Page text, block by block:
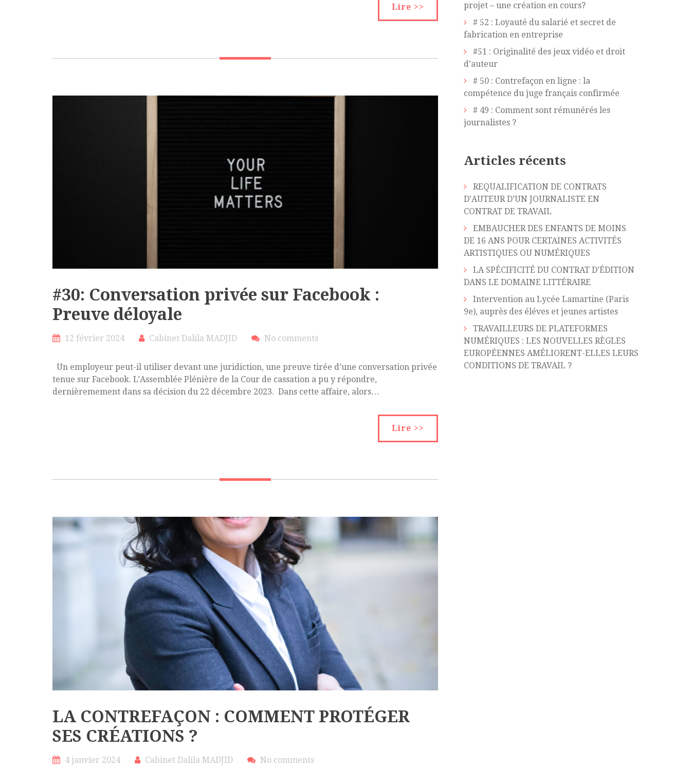
Lire >>
#30: Conversation privée sur Facebook :
Preuve déloyale
12 février 2024 Cabinet Dalila MADJID No comments
Un employeur peut-il utiliser devant une juridiction, une preuve tirée d’une conversation privée
tenue sur Facebook. L’Assemblée Plénière de la Cour de cassation a pu y répondre,
dernièremement dans sa décision du 22 décembre 2023. Dans cette affaire, alors…
Lire >>
LA CONTREFAÇON : COMMENT PROTÉGER
SES CRÉATIONS ?
4 janvier 2024 Cabinet Dalila MADJID No comments
projet – une création en cours?
# 52 : Loyauté du salarié et secret de
fabrication en entreprise
#51 : Originalité des jeux vidéo et droit
d’auteur
# 50 : Contrefaçon en ligne : la
compétence du juge français confirmée
# 49 : Comment sont rémunérés les
journalistes ?
Articles récents
REQUALIFICATION DE CONTRATS
D’AUTEUR D’UN JOURNALISTE EN
CONTRAT DE TRAVAIL
EMBAUCHER DES ENFANTS DE MOINS
DE 16 ANS POUR CERTAINES ACTIVITÉS
ARTISTIQUES OU NUMÉRIQUES
LA SPÉCIFICITÉ DU CONTRAT D’ÉDITION
DANS LE DOMAINE LITTÉRAIRE
Intervention au Lycée Lamartine (Paris
9e), auprès des éléves et jeunes artistes
TRAVAILLEURS DE PLATEFORMES
NUMÉRIQUES : LES NOUVELLES RÈGLES
EUROPÉENNES AMÉLIORENT-ELLES LEURS
CONDITIONS DE TRAVAIL ?